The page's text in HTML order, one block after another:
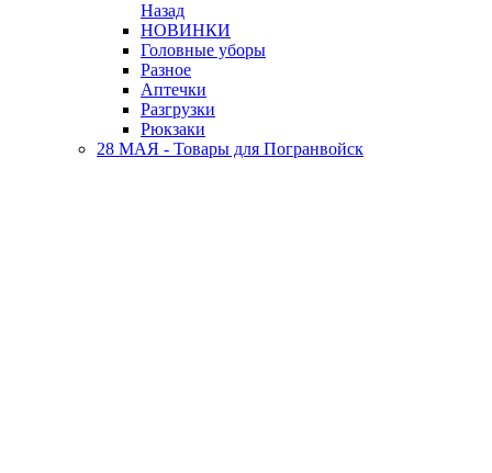
Назад
НОВИНКИ
Головные уборы
Разное
Аптечки
Разгрузки
Рюкзаки
28 МАЯ - Товары для Погранвойск